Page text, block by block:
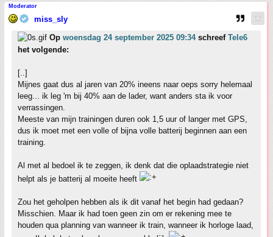
Moderator
miss_sly
Op woensdag 24 september 2025 09:34schreef Tele6
het volgende:
[..]
Mijnes gaat dus al jaren van 20% ineens naar oeps sorry helemaal
leeg... ik leg 'm bij 40% aan de lader, want anders sta ik voor
verrassingen.
Meeste van mijn trainingen duren ook 1,5 uur of langer met GPS,
dus ik moet met een volle of bijna volle batterij beginnen aan een
training.
Al met al bedoel ik te zeggen, ik denk dat die oplaadstrategie niet
helpt als je batterij al moeite heeft
Zou het geholpen hebben als ik dit vanaf het begin had gedaan?
Misschien. Maar ik had toen geen zin om er rekening mee te
houden qua planning van wanneer ik train, wanneer ik horloge laad,